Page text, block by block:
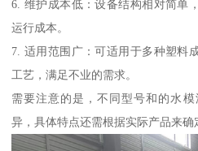
6. 维护成本低：设备结构相对简单
运行成本。
7. 适用范围广：可适用于多种塑料
工艺，满足不业的需求。
需要注意的是，不同型号和的水
异，具体特点还需根据实际产品来确